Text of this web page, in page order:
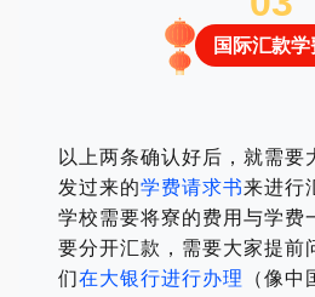
国际汇款学
以上两条确认好后，就需要
发过来的学费请求书来进行
学校需要将寮的费用与学费
要分开汇款，需要大家提前
们在大银行进行办理
（像